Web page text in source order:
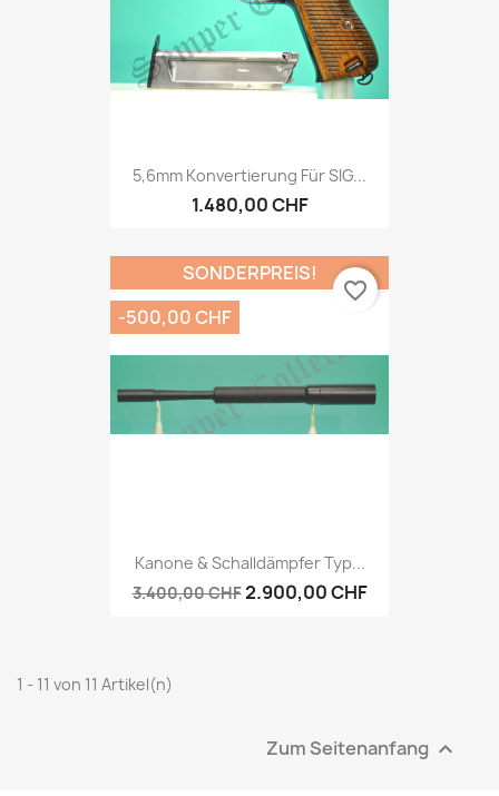
5,6mm Konvertierung Für SIG...
1.480,00 CHF
Kanone & Schalldämpfer Typ...
3.400,00 CHF2.900,00 CHF
SONDERPREIS!
-500,00 CHF
favorite_border
1 - 11 von 11 Artikel(n)
Zum Seitenanfang 